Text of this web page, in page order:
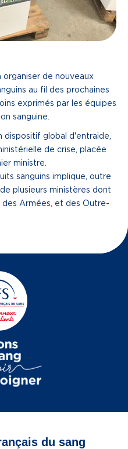
de nouveaux
au fil des prochaines
exprimés par les équipes
sanguine.
dispositif global d'entraide,
de crise, placée
ministre.
sanguins implique, outre
plusieurs ministères dont
des Armées, et des Outre-
du sang